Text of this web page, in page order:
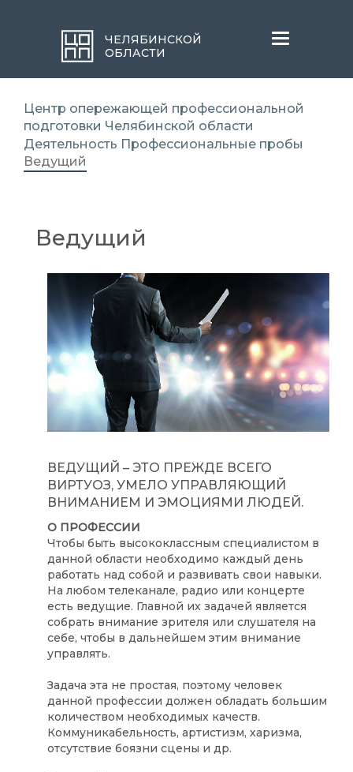
ЧЕЛЯБИНСКОЙ
ОБЛАСТИ
Меню
Центр опережающей профессиональной
подготовки Челябинской области
Деятельность Профессиональные пробы
Ведущий
Ведущий
ВЕДУЩИЙ – ЭТО ПРЕЖДЕ ВСЕГО
ВИРТУОЗ, УМЕЛО УПРАВЛЯЮЩИЙ
ВНИМАНИЕМ И ЭМОЦИЯМИ ЛЮДЕЙ.
О ПРОФЕССИИ
Чтобы быть высококлассным специалистом в
данной области необходимо каждый день
работать над собой и развивать свои навыки.
На любом телеканале, радио или концерте
есть ведущие. Главной их задачей является
собрать внимание зрителя или слушателя на
себе, чтобы в дальнейшем этим внимание
управлять.
Задача эта не простая, поэтому человек
данной профессии должен обладать большим
количеством необходимых качеств.
Коммуникабельность, артистизм, харизма,
отсутствие боязни сцены и др.